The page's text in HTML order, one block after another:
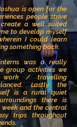
is open for the
people strive
a well suited
to develop myself
I could learn
something back.
was a really
group activities we
work / travelling
Lastly the
is a rural quiet
there is
and the central
trips throughout